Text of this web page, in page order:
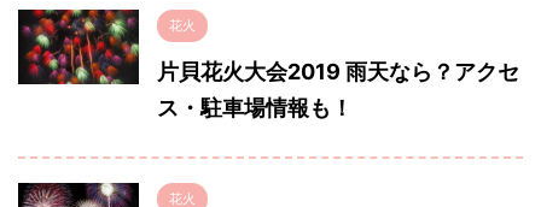
花火
片貝花火大会2019 雨天なら？アクセ
ス・駐車場情報も！
花火